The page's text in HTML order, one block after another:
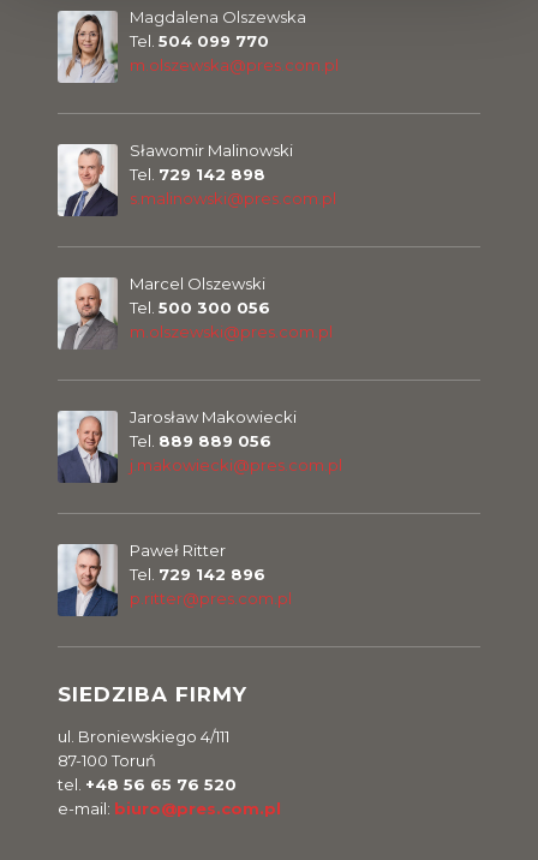
SIEDZIBA FIRMY
ul. Broniewskiego 4/111
87-100 Toruń
tel. +48 56 65 76 520
e-mail: biuro@pres.com.pl
Magdalena Olszewska
Tel. 504 099 770
m.olszewska@pres.com.pl
Sławomir Malinowski
Tel. 729 142 898
s.malinowski@pres.com.pl
Marcel Olszewski
Tel. 500 300 056
m.olszewski@pres.com.pl
Jarosław Makowiecki
Tel. 889 889 056
j.makowiecki@pres.com.pl
Paweł Ritter
Tel. 729 142 896
p.ritter@pres.com.pl